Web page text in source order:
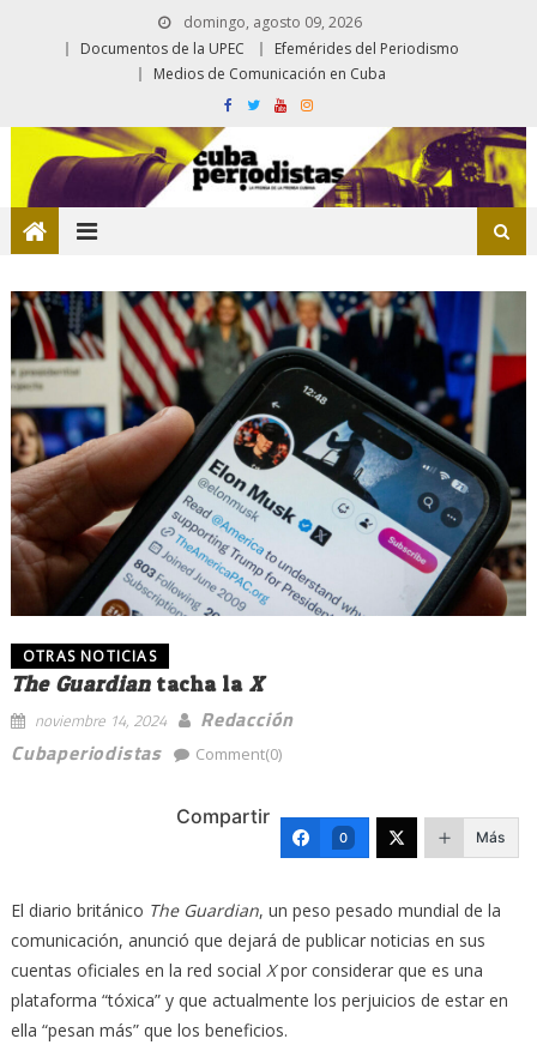
domingo, agosto 09, 2026
Documentos de la UPEC
Efemérides del Periodismo
Medios de Comunicación en Cuba
OTRAS NOTICIAS
The Guardiantacha la X
noviembre 14, 2024
Redacción
Cubaperiodistas
Comment(0)
Compartir
0 Más
El diario británico The Guardian, un peso pesado mundial de la
comunicación, anunció que dejará de publicar noticias en sus
cuentas oficiales en la red social Xpor considerar que es una
plataforma “tóxica” y que actualmente los perjuicios de estar en
ella “pesan más” que los beneficios.